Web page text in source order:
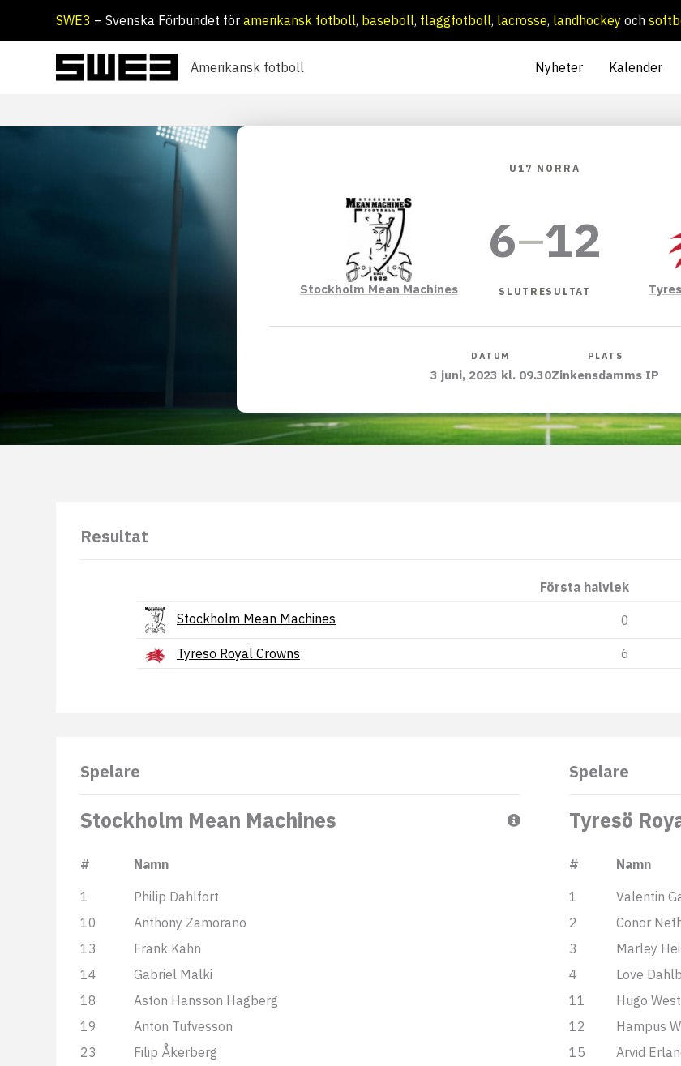
SWE3 – Svenska Förbundet för amerikansk fotboll, baseboll, flaggfotboll, lacrosse, landhockey och
Amerikansk fotboll Nyheter Kalender
U17 NORRA
Stockholm Mean Machines
6–12
SLUTRESULTAT
DATUM
3 juni, 2023 kl. 09.30
PLATS
Zinkensdamms IP
Resultat
Första halvlek
Stockholm Mean Machines
0
Tyresö Royal Crowns 6
Spelare
Stockholm Mean Machines
#
Namn
1
Philip Dahlfort
10
Anthony Zamorano
13
Frank Kahn
14
Gabriel Malki
18
Aston Hansson Hagberg
19
Anton Tufvesson
23
Filip Åkerberg
Spelare
Tyresö
#
Namn
1
Valentin
2
Conor
3
Marley
4
Love
11
Hugo
12
Hampus
15
Arvid